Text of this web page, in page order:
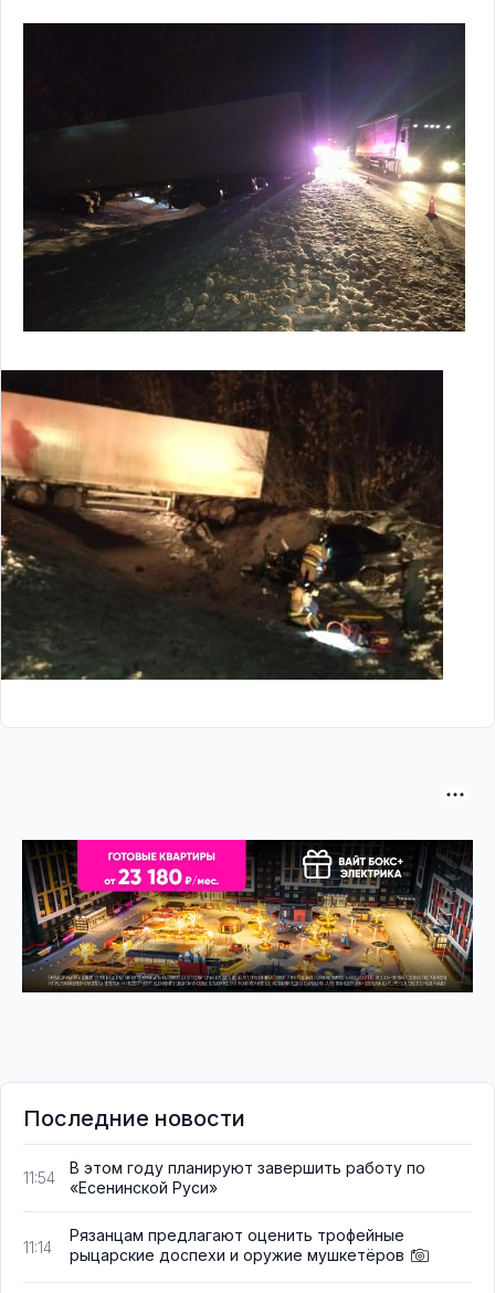
Последние новости
11:54
В этом году планируют завершить работу по
«Есенинской Руси»
11:14
Рязанцам предлагают оценить трофейные
рыцарские доспехи и оружие мушкетёров